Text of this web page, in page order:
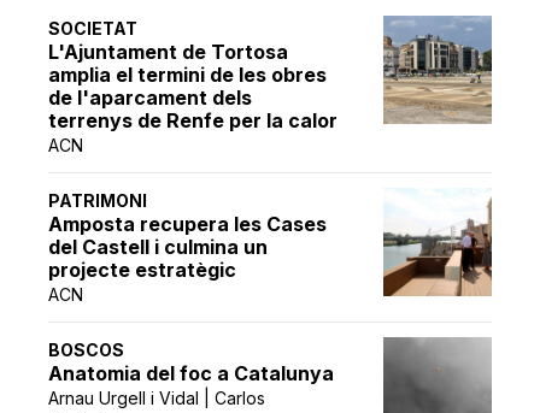
SOCIETAT
L'Ajuntament de Tortosa
amplia el termini de les obres
de l'aparcament dels
terrenys de Renfe per la calor
ACN
PATRIMONI
Amposta recupera les Cases
del Castell i culmina un
projecte estratègic
ACN
BOSCOS
Anatomia del foc a Catalunya
Arnau Urgell i Vidal | Carlos